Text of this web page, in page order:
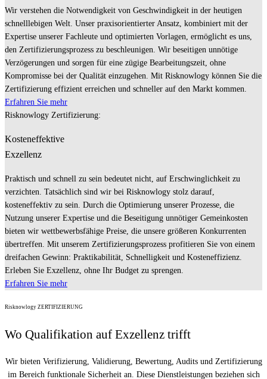
Wir verstehen die Notwendigkeit von Geschwindigkeit in der heutigen
schnelllebigen Welt. Unser praxisorientierter Ansatz, kombiniert mit der
Expertise unserer Fachleute und optimierten Vorlagen, ermöglicht es uns,
den Zertifizierungsprozess zu beschleunigen. Wir beseitigen unnötige
Verzögerungen und sorgen für eine zügige Bearbeitungszeit, ohne
Kompromisse bei der Qualität einzugehen. Mit Risknowlogy können Sie die
Zertifizierung effizient erreichen und schneller auf den Markt kommen.
Erfahren Sie mehr
Risknowlogy Zertifizierung:
Kosteneffektive
Exzellenz
Praktisch und schnell zu sein bedeutet nicht, auf Erschwinglichkeit zu
verzichten. Tatsächlich sind wir bei Risknowlogy stolz darauf,
kosteneffektiv zu sein. Durch die Optimierung unserer Prozesse, die
Nutzung unserer Expertise und die Beseitigung unnötiger Gemeinkosten
bieten wir wettbewerbsfähige Preise, die unsere größeren Konkurrenten
übertreffen. Mit unserem Zertifizierungsprozess profitieren Sie von einem
dreifachen Gewinn: Praktikabilität, Schnelligkeit und Kosteneffizienz.
Erleben Sie Exzellenz, ohne Ihr Budget zu sprengen.
Erfahren Sie mehr
Risknowlogy ZERTIFIZIERUNG
Wo Qualifikation auf Exzellenz trifft
Wir bieten Verifizierung, Validierung, Bewertung, Audits und Zertifizierung
im Bereich funktionale Sicherheit an. Diese Dienstleistungen beziehen sich